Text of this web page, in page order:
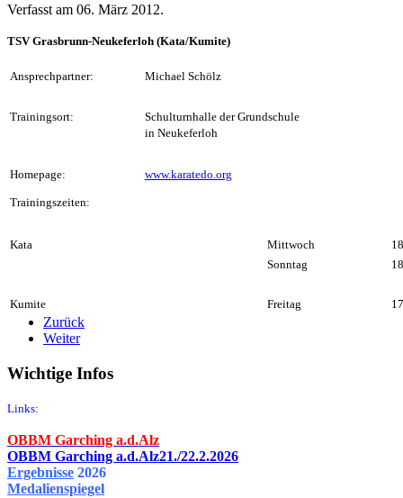
Verfasst am 06. März 2012.
TSV Grasbrunn-Neukeferloh (Kata/Kumite)
Ansprechpartner: Michael Schölz
Trainingsort:
Schulturnhalle der Grundschule
in Neukeferloh
Homepage: www.karatedo.org
Trainingszeiten:
Kata Mittwoch
Sonntag
Kumite Freitag
Zurück
Weiter
Wichtige Infos
Links:
OBBM Garching a.d.Alz
OBBM Garching a.d.Alz21./22.2.2026
Ergebnisse 2026
Medalienspiegel